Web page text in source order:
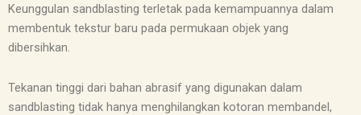
Keunggulan sandblasting terletak pada kemampuannya dalam
membentuk tekstur baru pada permukaan objek yang
dibersihkan.
Tekanan tinggi dari bahan abrasif yang digunakan dalam
sandblasting tidak hanya menghilangkan kotoran membandel,